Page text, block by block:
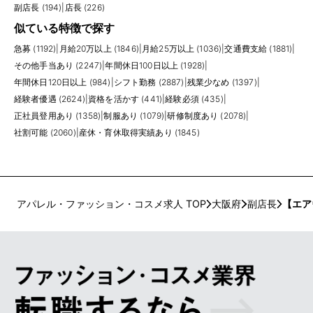
副店長 (194) 店長 (226)
似ている特徴で探す
急募 (1192) 月給20万以上 (1846) 月給25万以上 (1036) |交通費支給 (1881)
その他手当あり (2247) |年間休日100日以上 (1928)
年間休日120日以上 (984) シフト勤務 (2887) 残業少なめ (1397)
経験者優遇 (2624) 資格を活かす (441) |経験必須 (435)
正社員登用あり (1358) |制服あり (1079) |研修制度あり (2078)
社割可能 (2060) 産休・育休取得実績あり (1845)
アパレル・ファッション・コスメ求人 TOP 大阪府 副店長 【エ